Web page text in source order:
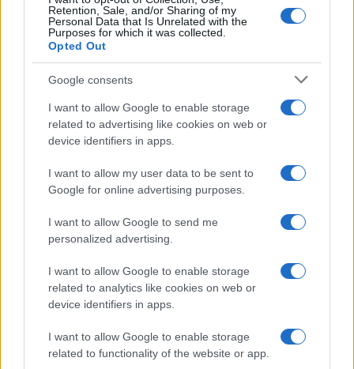
Retention, Sale, and/or Sharing of my
Personal Data that Is Unrelated with the
Purposes for which it was collected.
Opted Out
Google consents
I want to allow Google to enable storage
related to advertising like cookies on web or
device identifiers in apps.
I want to allow my user data to be sent to
Google for online advertising purposes.
I want to allow Google to send me
personalized advertising.
I want to allow Google to enable storage
related to analytics like cookies on web or
device identifiers in apps.
I want to allow Google to enable storage
related to functionality of the website or app.
À lire aussi
MONDE